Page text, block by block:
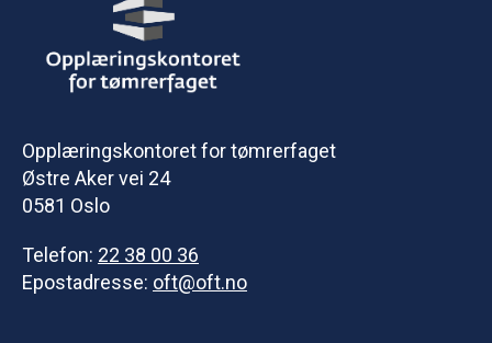
Opplæringskontoret for tømrerfaget
Østre Aker vei 24
0581 Oslo
Telefon: 22 38 00 36
Epostadresse: oft@oft.no